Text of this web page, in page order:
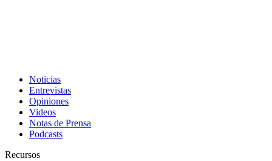
Noticias
Entrevistas
Opiniones
Videos
Notas de Prensa
Podcasts
Recursos